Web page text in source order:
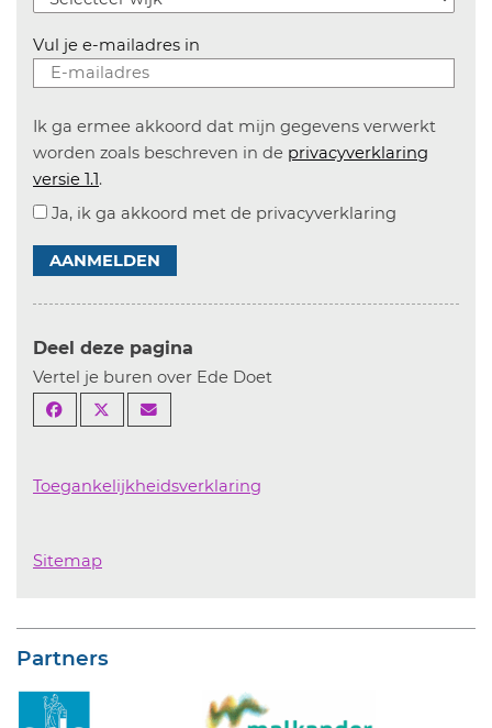
Vul je e-mailadres in
Ik ga ermee akkoord dat mijn gegevens verwerkt
worden zoals beschreven in de privacyverklaring
versie 1.1.
Ja, ik ga akkoord met de privacyverklaring
AANMELDEN
Deel deze pagina
Vertel je buren over Ede Doet
Toegankelijkheidsverklaring
Sitemap
Partners